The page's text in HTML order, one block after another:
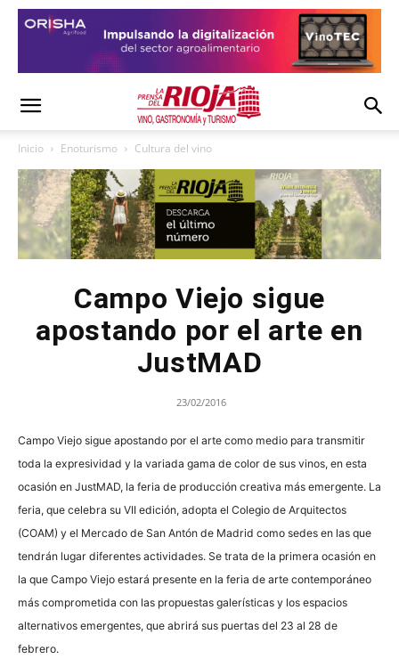
Inicio Enoturismo Cultura del vino
Campo Viejo sigue
apostando por el arte en
JustMAD
23/02/2016
Campo Viejo sigue apostando por el arte como medio para transmitir
toda la expresividad y la variada gama de color de sus vinos, en esta
ocasión en JustMAD, la feria de producción creativa más emergente. La
feria, que celebra su VII edición, adopta el Colegio de Arquitectos
(COAM) y el Mercado de San Antón de Madrid como sedes en las que
tendrán lugar diferentes actividades. Se trata de la primera ocasión en
la que Campo Viejo estará presente en la feria de arte contemporáneo
más comprometida con las propuestas galerísticas y los espacios
alternativos emergentes, que abrirá sus puertas del 23 al 28 de
febrero.